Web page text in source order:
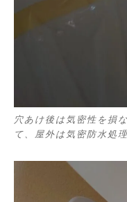
穴あけ後は気密性を損
て、屋外は気密防水処